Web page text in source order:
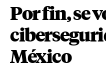
Por fin, se
México